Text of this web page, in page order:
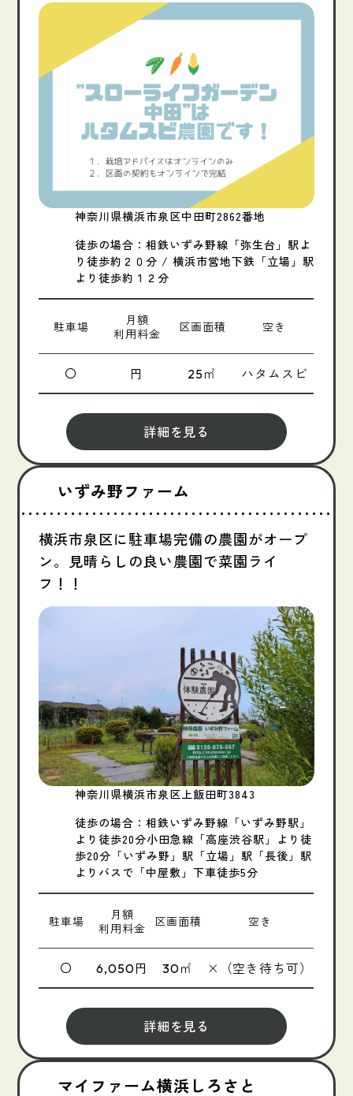
神奈川県横浜市泉区中田町2862番地
徒歩の場合：相鉄いずみ野線「弥生台」駅よ
り徒歩約２０分 / 横浜市営地下鉄「立場」駅
より徒歩約１２分
駐車場
月額
利用料金
区画面積 空き
〇 円 25㎡ ハタムスビ
詳細を見る
いずみ野ファーム
横浜市泉区に駐車場完備の農園がオープ
ン。見晴らしの良い農園で菜園ライ
フ！！
神奈川県横浜市泉区上飯田町3843
徒歩の場合：相鉄いずみ野線「いずみ野駅」
より徒歩20分小田急線「高座渋谷駅」より徒
歩20分「いずみ野」駅「立場」駅「長後」駅
よりバスで「中屋敷」下車徒歩5分
駐車場
月額
利用料金
区画面積 空き
〇 6,050円 30㎡ ×（空き待ち可）
詳細を見る
マイファーム横浜しろさと